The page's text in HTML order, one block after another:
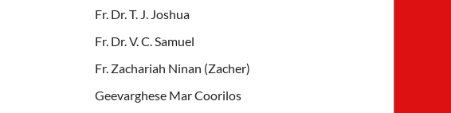
Fr. Dr. T. J. Joshua
Fr. Dr. V. C. Samuel
Fr. Zachariah Ninan (Zacher)
Geevarghese Mar Coorilos